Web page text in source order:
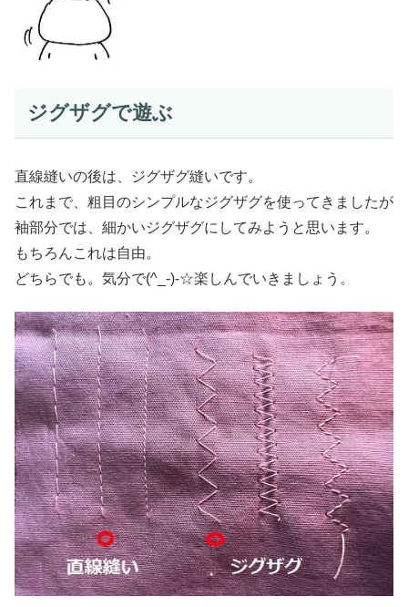
ジグザグで遊ぶ
直線縫いの後は、ジグザグ縫いです。
これまで、粗目のシンプルなジグザグを使ってきましたが
袖部分では、細かいジグザグにしてみようと思います。
もちろんこれは自由。
どちらでも。気分で(^_-)-☆楽しんでいきましょう。